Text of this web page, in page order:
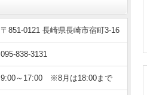
〒851-0121 長崎県長崎市宿町3-16
095-838-3131
9:00～17:00 ※8月は18:00まで